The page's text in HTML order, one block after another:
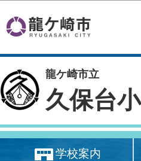
龍ケ崎市立
久保台
学校案内